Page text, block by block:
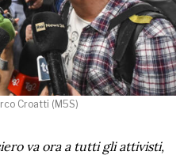
Croatti (M5S)
va ora a tutti gli attivisti,